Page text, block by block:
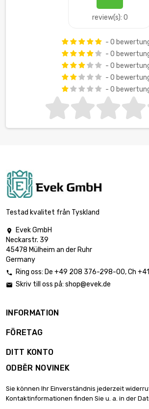
review(s): 0
- 0
- 0
- 0
- 0
- 0
Testad kvalitet från Tyskland

Evek GmbH
Neckarstr. 39
45478 Mülheim an der Ruhr
Germany
 Ring oss: De +49 208 376-298-00, Ch
 Skriv till oss på: shop@evek.de
INFORMATION
FÖRETAG
DITT KONTO
ODBĚR NOVINEK
Sie können Ihr Einverständnis jederzeit
Kontaktinformationen finden Sie u. a. in der